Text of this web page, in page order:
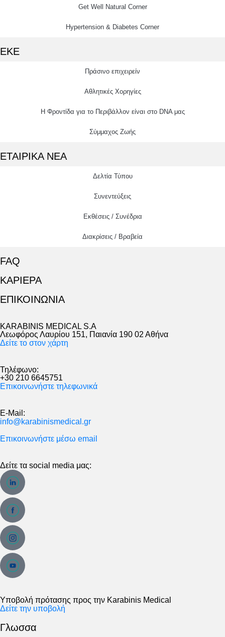
Get Well Natural Corner
Hypertension & Diabetes Corner
ΕΚΕ
Πράσινο επιχειρείν
Αθλητικές Χορηγίες
Η Φροντίδα για το Περιβάλλον είναι στο DNA μας
Σύμμαχος Ζωής
ΕΤΑΙΡΙΚΑ ΝΕΑ
Δελτία Τύπου
Συνεντεύξεις
Εκθέσεις / Συνέδρια
Διακρίσεις / Βραβεία
FAQ
ΚΑΡΙΕΡΑ
ΕΠΙΚΟΙΝΩΝΙΑ
KARABINIS MEDICAL S.A
Λεωφόρος Λαυρίου 151, Παιανία 190 02 Αθήνα
Δείτε το στον χάρτη
Τηλέφωνο:
+30 210 6645751
Επικοινωνήστε τηλεφωνικά
E-Mail:
info@karabinismedical.gr
Επικοινωνήστε μέσω email
Δείτε τα social media μας:
Υποβολή πρότασης προς την Karabinis Medical
Δείτε την υποβολή
Γλωσσα